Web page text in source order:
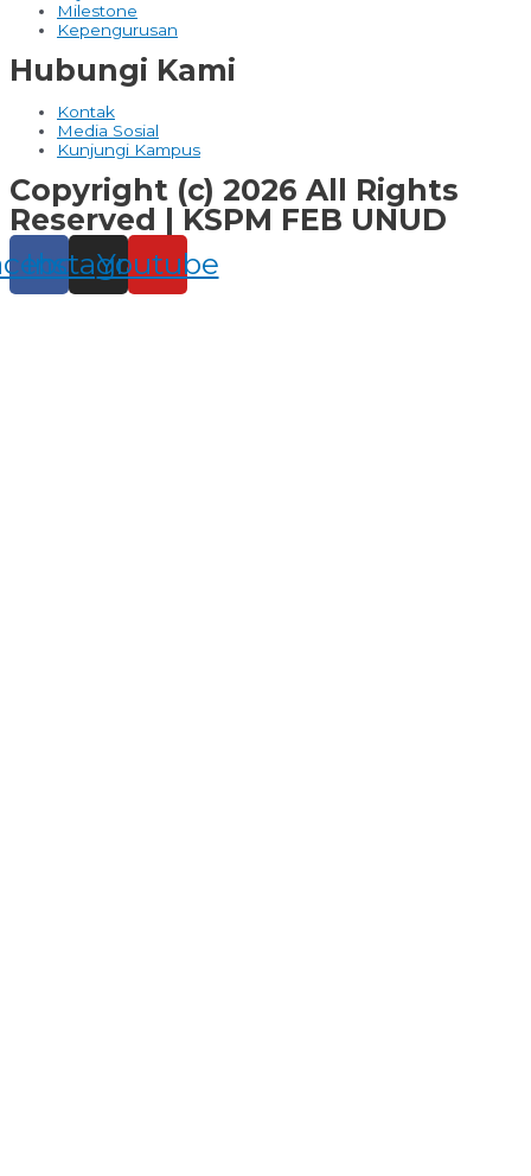
Milestone
Kepengurusan
Hubungi Kami
Kontak
Media Sosial
Kunjungi Kampus
Copyright (c) 2026 All Rights
Reserved | KSPM FEB UNUD
Instagram
Youtube